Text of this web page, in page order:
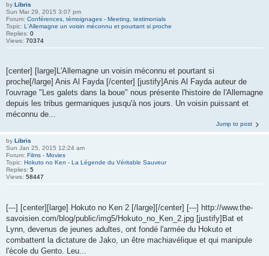
by Libris
Sun Mar 29, 2015 3:07 pm
Forum: Conférences, témoignages - Meeting, testimonials
Topic: L'Allemagne un voisin méconnu et pourtant si proche
Replies: 0
Views: 70374
[center] [large]L'Allemagne un voisin méconnu et pourtant si
proche[/large] Anis Al Fayda [/center] [justify]Anis Al Fayda auteur de
l'ouvrage "Les galets dans la boue" nous présente l'histoire de l'Allemagne
depuis les tribus germaniques jusqu'à nos jours. Un voisin puissant et
méconnu de...
Jump to post
by Libris
Sun Jan 25, 2015 12:24 am
Forum: Films - Movies
Topic: Hokuto no Ken - La Légende du Véritable Sauveur
Replies: 5
Views: 58447
[---] [center][large] Hokuto no Ken 2 [/large][/center] [---] http://www.the-
savoisien.com/blog/public/img5/Hokuto_no_Ken_2.jpg [justify]Bat et
Lynn, devenus de jeunes adultes, ont fondé l'armée du Hokuto et
combattent la dictature de Jako, un être machiavélique et qui manipule
l'école du Gento. Leu...